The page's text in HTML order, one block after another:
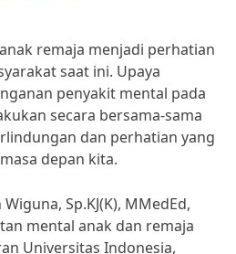
remaja menjadi perhatian
saat ini. Upaya
penyakit mental pada
secara bersama-sama
dan perhatian yang
depan kita.
Sp.KJ(K), MMedEd,
mental anak dan remaja
Universitas Indonesia,